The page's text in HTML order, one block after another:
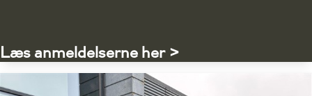
Læs anmeldelserne her >